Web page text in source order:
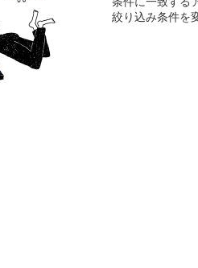
絞り込み条件を